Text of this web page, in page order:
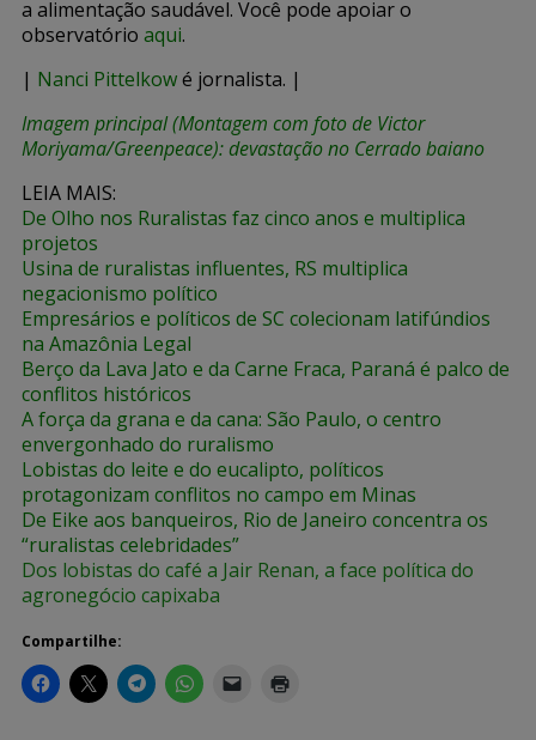
a alimentação saudável. Você pode apoiar o
observatório aqui.
| Nanci Pittelkowé jornalista. |
Imagem principal (Montagem com foto de Victor
Moriyama/Greenpeace): devastação no Cerrado baiano
LEIA MAIS:
De Olho nos Ruralistas faz cinco anos e multiplica
projetos
Usina de ruralistas influentes, RS multiplica
negacionismo político
Empresários e políticos de SC colecionam latifúndios
na Amazônia Legal
Berço da Lava Jato e da Carne Fraca, Paraná é palco de
conflitos históricos
A força da grana e da cana: São Paulo, o centro
envergonhado do ruralismo
Lobistas do leite e do eucalipto, políticos
protagonizam conflitos no campo em Minas
De Eike aos banqueiros, Rio de Janeiro concentra os
“ruralistas celebridades”
Dos lobistas do café a Jair Renan, a face política do
agronegócio capixaba
Compartilhe: